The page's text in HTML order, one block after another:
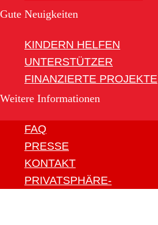
Gute Neuigkeiten
KINDERN HELFEN
UNTERSTÜTZER
FINANZIERTE PROJEKTE
Weitere Informationen
FAQ
PRESSE
KONTAKT
PRIVATSPHÄRE-